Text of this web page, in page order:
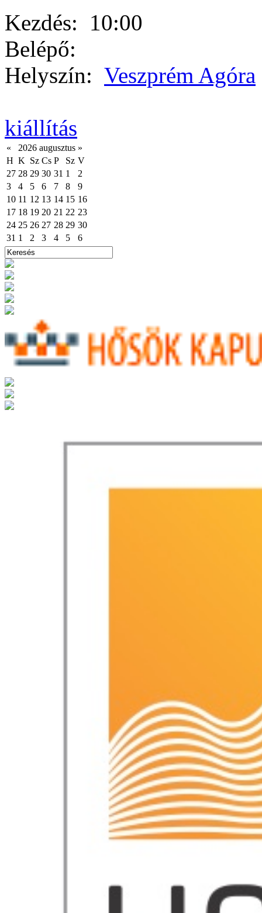
Kezdés: 10:00
Belépő:
Helyszín: Veszprém Agóra
kiállítás
« 2026 augusztus »
H K Sz Cs P Sz V
27 28 29 30 31 1
2
3
4 5 6 7 8
9
10 11 12 13 14 15 16
17 18 19 20 21 22 23
24 25 26 27 28 29 30
31 1 2 3 4 5 6